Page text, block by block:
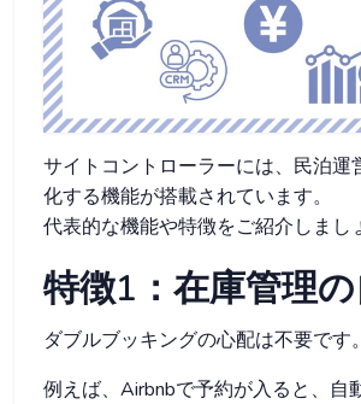
サイトコントローラーには、民泊運
化する機能が搭載されています。
代表的な機能や特徴をご紹介しまし
特徴1：在庫管理
ダブルブッキングの心配は不要です。
例えば、Airbnbで予約が入ると、自